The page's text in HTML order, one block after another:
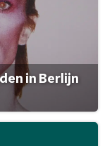
in Berlijn